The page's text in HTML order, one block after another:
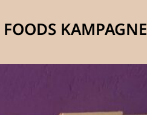
KAMPAGNE